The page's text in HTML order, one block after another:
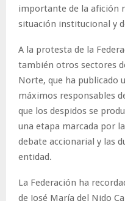
importante de la afición
situación institucional y
A la protesta de la
también otros sectores
Norte, que ha publicado
máximos responsables
que los despidos se
una etapa marcada por
debate accionarial y las
entidad.
La Federación ha
de José María del Nido